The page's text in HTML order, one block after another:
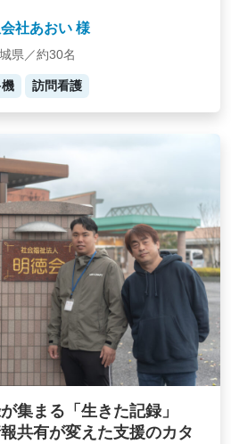
社あおい 様
県／約30名
訪問看護
集まる「生きた記録」
共有が変えた支援のカタ